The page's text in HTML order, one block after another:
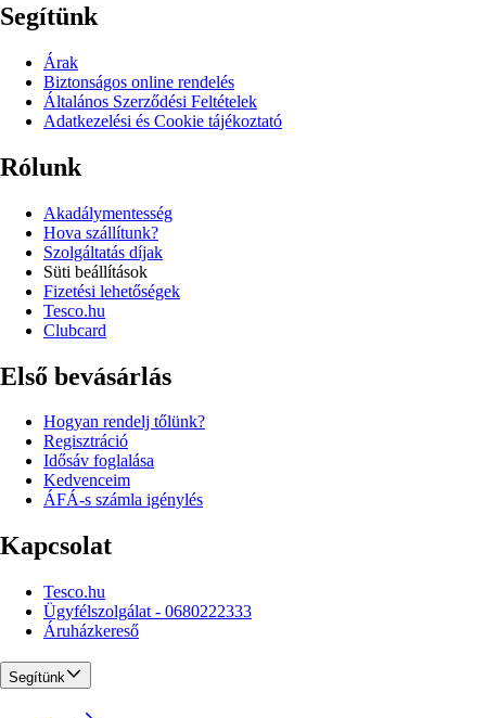
Segítünk
Árak
Biztonságos online rendelés
Általános Szerződési Feltételek
Adatkezelési és Cookie tájékoztató
Rólunk
Akadálymentesség
Hova szállítunk?
Szolgáltatás díjak
Süti beállítások
Fizetési lehetőségek
Tesco.hu
Clubcard
Első bevásárlás
Hogyan rendelj tőlünk?
Regisztráció
Idősáv foglalása
Kedvenceim
ÁFÁ-s számla igénylés
Kapcsolat
Tesco.hu
Ügyfélszolgálat - 0680222333
Áruházkereső
Segítünk